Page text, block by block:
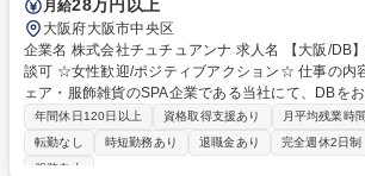
月給28万円以上
大阪府大阪市中央区
企業名 株式会社チュチュアンナ 求人名 【大阪/DB】在宅勤務&時短勤務相
談可 ☆女性歓迎/ポジティブアクション☆ 仕事の内容 靴下・インナー・ウ
ェア・服飾雑貨のSPA企業である当社にて、DBを
全国店舗へ適切に商品を配置していただくことがミ
先読みし売上に貢献していただく重要な業務です。 【具体的には】 ・在
庫管理(物流、店舗) ・売上、粗利益管理 ・商品発注
年間休日120日以上 資格取得支援あり
月平均残業時
転勤なし
時短勤務あり 退職金あり 完全週休2日制
服装自由